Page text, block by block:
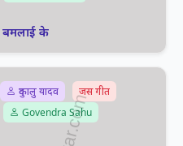
बमलाई के
दुकालु यादव
जस गीत
Govendra Sahu